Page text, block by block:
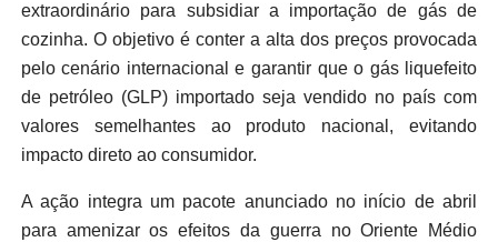
extraordinário para subsidiar a importação de gás de
cozinha. O objetivo é conter a alta dos preços provocada
pelo cenário internacional e garantir que o gás liquefeito
de petróleo (GLP) importado seja vendido no país com
valores semelhantes ao produto nacional, evitando
impacto direto ao consumidor.
A ação integra um pacote anunciado no início de abril
para amenizar os efeitos da guerra no Oriente Médio